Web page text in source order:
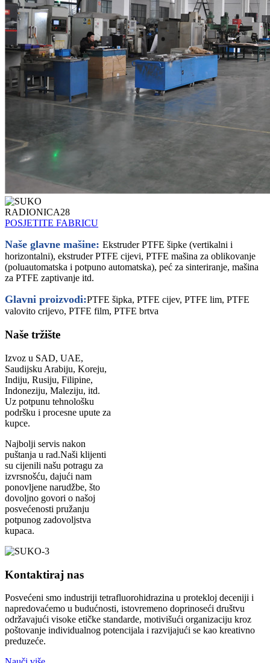
POSJETITE FABRICU
Naše glavne mašine: Ekstruder PTFE šipke (vertikalni i
horizontalni), ekstruder PTFE cijevi, PTFE mašina za oblikovanje
(poluautomatska i potpuno automatska), peć za sinteriranje, mašina
za PTFE zaptivanje itd.
Glavni proizvodi:PTFE šipka, PTFE cijev, PTFE lim, PTFE
valovito crijevo, PTFE film, PTFE brtva
Naše tržište
Izvoz u SAD, UAE,
Saudijsku Arabiju, Koreju,
Indiju, Rusiju, Filipine,
Indoneziju, Maleziju, itd.
Uz potpunu tehnološku
podršku i procesne upute za
kupce.
Najbolji servis nakon
puštanja u rad.Naši klijenti
su cijenili našu potragu za
izvrsnošću, dajući nam
ponovljene narudžbe, što
dovoljno govori o našoj
posvećenosti pružanju
potpunog zadovoljstva
kupaca.
Kontaktiraj nas
Posvećeni smo industriji tetrafluorohidrazina u protekloj deceniji i
napredovaćemo u budućnosti, istovremeno doprinoseći društvu
održavajući visoke etičke standarde, motivišući organizaciju kroz
poštovanje individualnog potencijala i razvijajući se kao kreativno
preduzeće.